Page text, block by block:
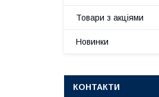
Товари з акціями
Новинки
КОНТАКТИ